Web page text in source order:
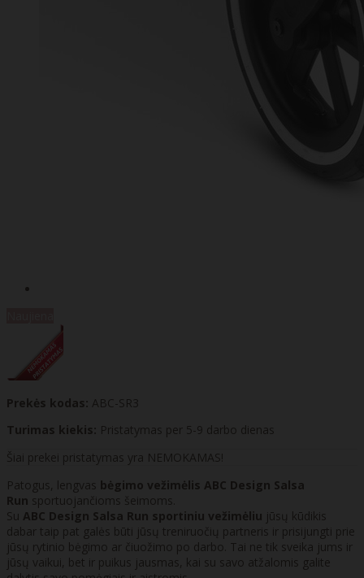
Prekės kodas: ABC-SR3
Turimas kiekis: Pristatymas per 5-9 darbo dienas
Šiai prekei pristatymas yra NEMOKAMAS!
Patogus, lengvas bėgimo vežimėlis ABC Design Salsa
Run sportuojančioms šeimoms.
Su ABC Design Salsa Run sportiniu vežimėliu jūsų kūdikis
dabar taip pat galės būti jūsų treniruočių partneris ir prisijungti prie
jūsų rytinio bėgimo ar čiuožimo po darbo. Tai ne tik sveika jums ir
jūsų vaikui, bet ir puikus jausmas, kai su savo atžalomis galite